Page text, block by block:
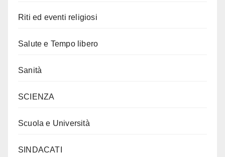
Riti ed eventi religiosi
Salute e Tempo libero
Sanità
SCIENZA
Scuola e Università
SINDACATI